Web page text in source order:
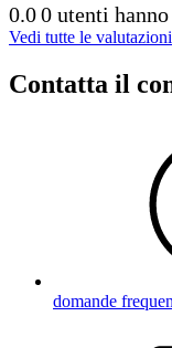
0.00 utenti
Vedi tutte le valutazioni
Contatta il
domande